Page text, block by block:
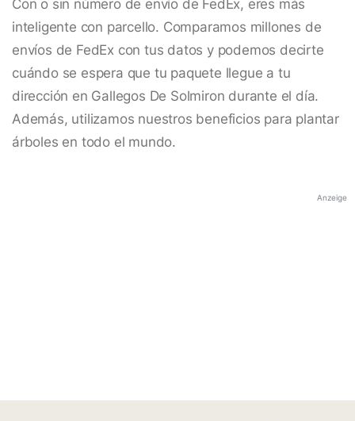
Con o sin número de envío de FedEx, eres más
inteligente con parcello. Comparamos millones de
envíos de FedEx con tus datos y podemos decirte
cuándo se espera que tu paquete llegue a tu
dirección en Gallegos De Solmiron durante el día.
Además, utilizamos nuestros beneficios para plantar
árboles en todo el mundo.
Anzeige